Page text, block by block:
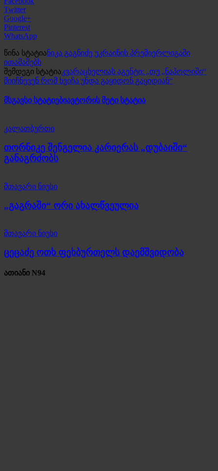
Twitter
Google+
Pinterest
WhatsApp
წინა სტატიანიკა გაგნიძე უკრაინის პრემიერლიგაში
ითამაშებს
შემდეგი სტატიაკვარაცხელიას აგენტი: „თუ „ნაპოლიში“
მიიჩნევენ რომ ხვიჩა უნდა გაყიდონ გაყიდიან“
მსგავსი სტატიებიავტორის მეტი სტატია
კალათბურთი
თორნიკე შენგელია კარიერას „დუბაიში“
განაგრძობს
მთავარი ნიუსი
„გაგრაში“ ორი ახალწვეულია
მთავარი ნიუსი
ცეცაძე ოთხ ფეხბურთელს დაემშვიდობა
ათიანი N94